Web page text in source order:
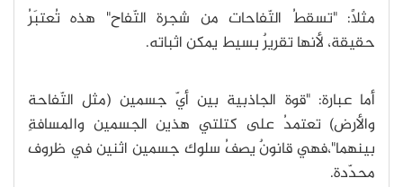
مثلاً: "تسقطُ التّفاحات من شجرة التّفاح" هذه تُعتبَرُ
حقيقة، لأنها تقريرٌ بسيط يمكن اثباته.
أما عبارة: "قوة الجاذبية بين أيّ جسمين (مثل التّفاحة
والأرض) تعتمدُ على كتلتي هذين الجسمين والمسافةِ
بينهما"،فهي قانونٌ يصفُ سلوك جسمين اثنين في ظروف
محدّدة.